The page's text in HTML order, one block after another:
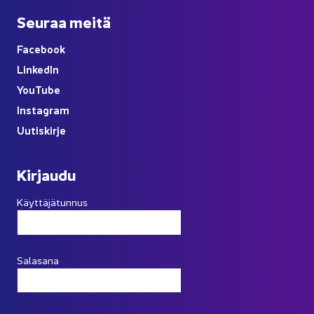
Seu­raa meitä
Face­book
Lin­ke­dIn
YouTube
Ins­ta­gram
Uu­tis­kir­je
Kir­jau­du
Käyttäjätunnus
Salasana